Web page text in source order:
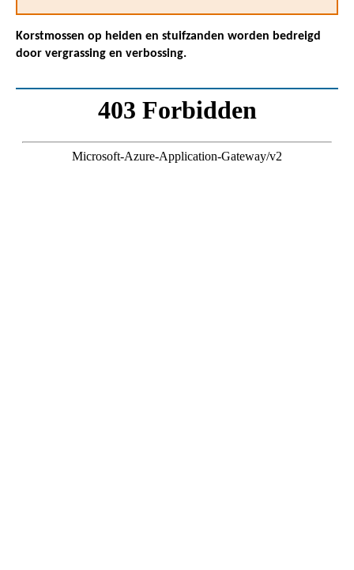
Korstmossen op heiden en stuifzanden worden bedreigd
door vergrassing en verbossing.